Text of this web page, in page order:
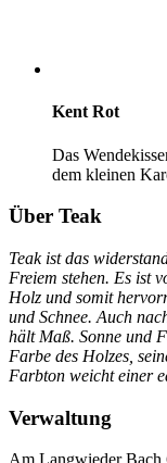
Kent Rot
Das
dem kleinen
Über Teak
Teak ist das
Freiem stehen. Es ist
Holz und somit
und Schnee. Auch
hält Maß. Sonne und
Farbe des Holzes,
Farbton weicht einer
Verwaltung